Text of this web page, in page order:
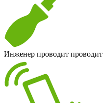
Инженер проводит проводит